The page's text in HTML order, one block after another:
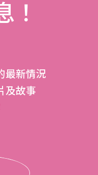
！
最新情況
及故事